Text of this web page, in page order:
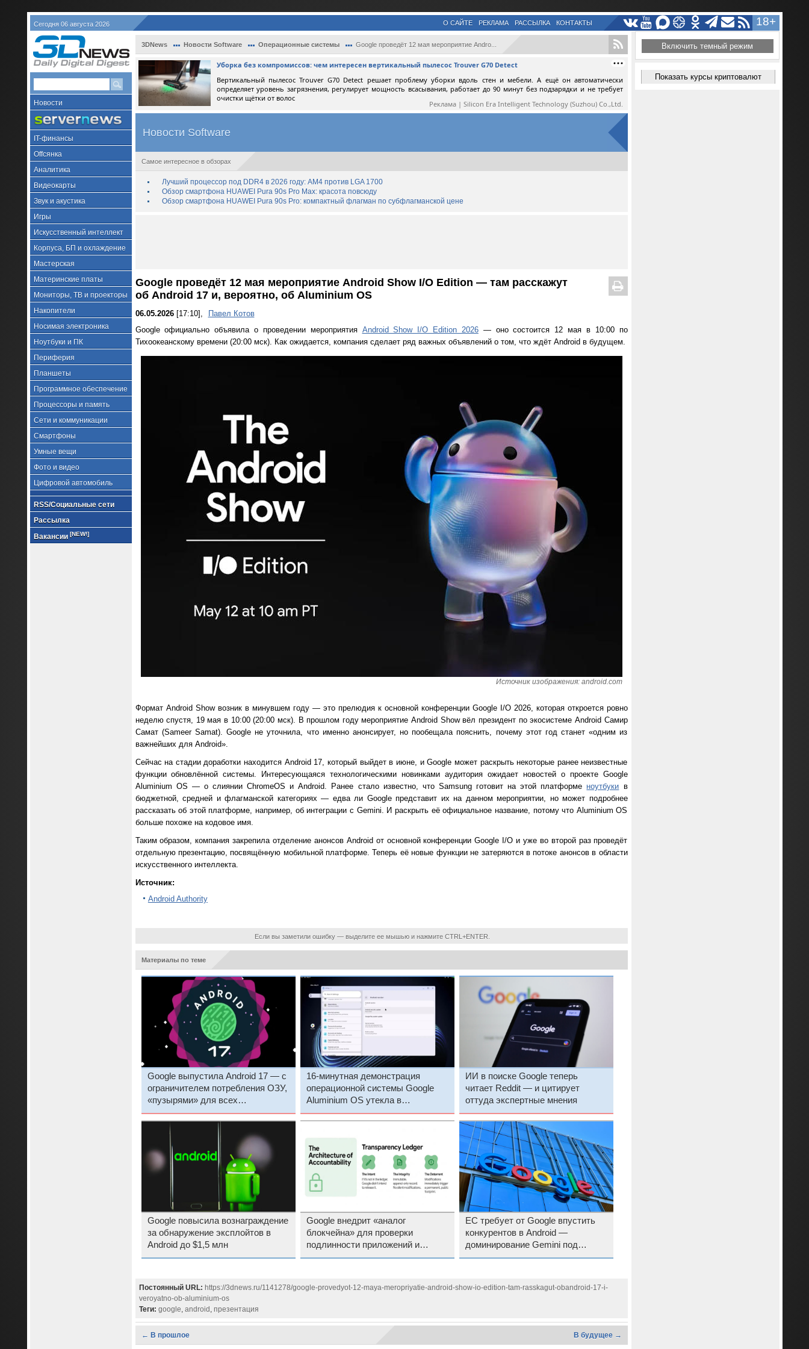
Сегодня 06 августа 2026 18+
О САЙТЕ РЕКЛАМА РАССЫЛКА КОНТАКТЫ
Новости
IT-финансы
Offсянка
Аналитика
Видеокарты
Звук и акустика
Игры
Искусственный интеллект
Корпуса, БП и охлаждение
Мастерская
Материнские платы
Мониторы, ТВ и проекторы
Накопители
Носимая электроника
Ноутбуки и ПК
Периферия
Планшеты
Программное обеспечение
Процессоры и память
Сети и коммуникации
Смартфоны
Умные вещи
Фото и видео
Цифровой автомобиль
RSS/Социальные сети
Рассылка
Вакансии [NEW!]
3DNews Новости Software Операционные системы Google проведёт 12 мая мероприятие Andro...
Уборка без компромиссов: чем интересен вертикальный пылесос Trouver G70 Detect
Вертикальный пылесос Trouver G70 Detect решает проблему уборки вдоль стен и мебели. А ещё он автоматически
определяет уровень загрязнения, регулирует мощность всасывания, работает до 90 минут без подзарядки и не требует
очистки щётки от волос
Реклама | Silicon Era Intelligent Technology (Suzhou) Co.,Ltd.
Новости Software
Самое интересное в обзорах
Лучший процессор под DDR4 в 2026 году: AM4 против LGA 1700
Обзор смартфона HUAWEI Pura 90s Pro Max: красота повсюду
Обзор смартфона HUAWEI Pura 90s Pro: компактный флагман по субфлагманской цене
Google проведёт 12 мая мероприятие Android Show I/O Edition — там расскажут
об Android 17 и, вероятно, об Aluminium OS
06.05.2026[17:10],
Павел Котов
Google официально объявила о проведении мероприятия Android Show I/O Edition 2026— оно состоится 12 мая в 10:00 по
Тихоокеанскому времени (20:00 мск). Как ожидается, компания сделает ряд важных объявлений о том, что ждёт Android в будущем.
Источник изображения: android.com
Формат Android Show возник в минувшем году — это прелюдия к основной конференции Google I/O 2026, которая откроется ровно
неделю спустя, 19 мая в 10:00 (20:00 мск). В прошлом году мероприятие Android Show вёл президент по экосистеме Android Самир
Самат (Sameer Samat). Google не уточнила, что именно анонсирует, но пообещала пояснить, почему этот год станет «одним из
важнейших для Android».
Сейчас на стадии доработки находится Android 17, который выйдет в июне, и Google может раскрыть некоторые ранее неизвестные
функции обновлённой системы. Интересующаяся технологическими новинками аудитория ожидает новостей о проекте Google
Aluminium OS — о слиянии ChromeOS и Android. Ранее стало известно, что Samsung готовит на этой платформе ноутбуки в
бюджетной, средней и флагманской категориях — едва ли Google представит их на данном мероприятии, но может подробнее
рассказать об этой платформе, например, об интеграции с Gemini. И раскрыть её официальное название, потому что Aluminium OS
больше похоже на кодовое имя.
Таким образом, компания закрепила отделение анонсов Android от основной конференции Google I/O и уже во второй раз проведёт
отдельную презентацию, посвящённую мобильной платформе. Теперь её новые функции не затеряются в потоке анонсов в области
искусственного интеллекта.
Источник:
Android Authority
Если вы заметили ошибку — выделите ее мышью и нажмите CTRL+ENTER.
Материалы по теме
Google выпустила Android 17 — с
ограничителем потребления ОЗУ,
«пузырями» для всех
приложений и другими
улучшениями
16-минутная демонстрация
операционной системы Google
Aluminium OS утекла в
преддверии анонса
ИИ в поиске Google теперь
читает Reddit — и цитирует
оттуда экспертные мнения
Google повысила вознаграждение
за обнаружение эксплойтов в
Android до $1,5 млн
Google внедрит «аналог
блокчейна» для проверки
подлинности приложений и
модулей Android
ЕС требует от Google впустить
конкурентов в Android —
доминирование Gemini под
ударом
Постоянный URL: https://3dnews.ru/1141278/google-provedyot-12-maya-meropriyatie-android-show-io-edition-tam-rasskagut-obandroid-17-i-
veroyatno-ob-aluminium-os
Теги: google, android , презентация
← В прошлое В будущее →
Включить темный режим
Показать курсы криптовалют